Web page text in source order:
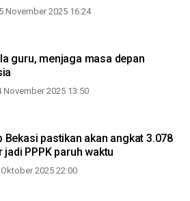
November 2025 16:24
guru, menjaga masa depan
November 2025 13:50
Bekasi pastikan akan angkat 3.078
jadi PPPK paruh waktu
2025 22:00